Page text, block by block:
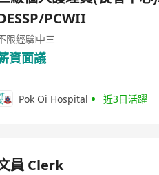
PCWII
限經驗中三
資面議
Pok Oi Hospital 近3日活躍
員 Clerk